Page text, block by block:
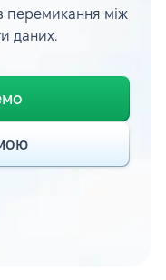
перемикання між
даних.